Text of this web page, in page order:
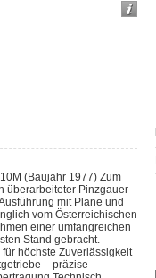
(Baujahr 1977) Zum
überarbeiteter Pinzgauer
mit Plane und
vom Österreichischen
einer umfangreichen
Stand gebracht.
höchste Zuverlässigkeit
– präzise